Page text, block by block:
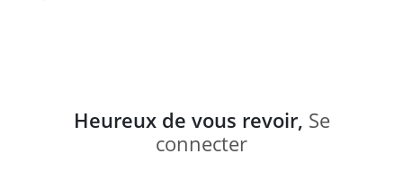
Heureux de vous revoir, Se
connecter